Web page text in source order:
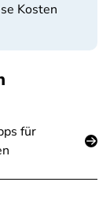
Kosten
für